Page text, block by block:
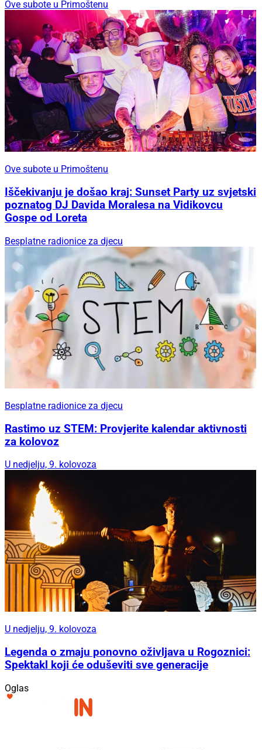
Ove subote u Primoštenu
Ove subote u Primoštenu
Iščekivanju je došao kraj: Sunset Party uz svjetski
poznatog DJ Davida Moralesa na Vidikovcu
Gospe od Loreta
Besplatne radionice za djecu
Besplatne radionice za djecu
Rastimo uz STEM: Provjerite kalendar aktivnosti
za kolovoz
U nedjelju, 9. kolovoza
U nedjelju, 9. kolovoza
Legenda o zmaju ponovno oživljava u Rogoznici:
Spektakl koji će oduševiti sve generacije
Oglas